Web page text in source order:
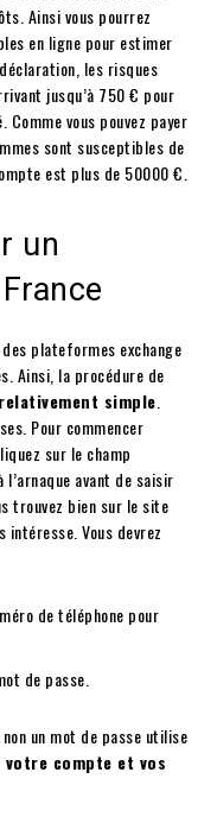
Ainsi vous pourrez
en ligne pour estimer
les risques
jusqu’à 750 € pour
Comme vous pouvez payer
sont susceptibles de
est plus de 50000 €.
un
plateformes exchange
Ainsi, la procédure de
simple
Pour commencer
sur le champ
avant de saisir
trouvez bien sur le site
intéresse. Vous devrez
de téléphone pour
de passe.
un mot de passe utilise
compte et vos